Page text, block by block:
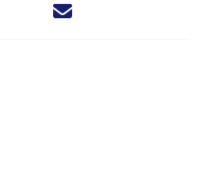
Deel dit nieuwsbericht via X -
Deel dit nieuwsbericht via
Deel dit nieuwsbericht
Deel dit